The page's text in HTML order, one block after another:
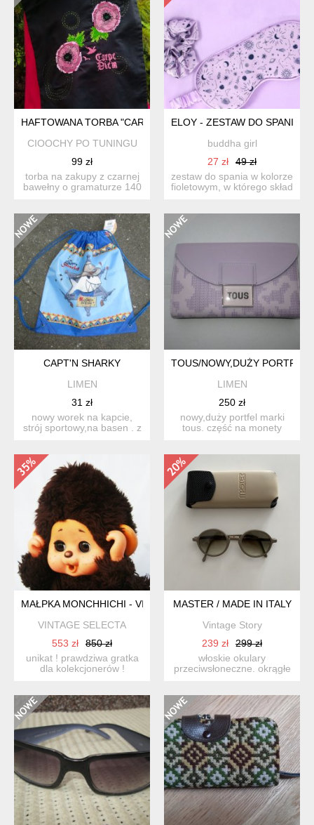
HAFTOWANA TORBA "CARPE DIEM"
CIOOCHY PO TUNINGU
99 zł
torba na zakupy z czarnej
bawełny o gramaturze 140
ELOY - ZESTAW DO SPANIA -
buddha girl
27 zł
49 zł
zestaw do spania w kolorze
fioletowym, w którego skład
CAPT'N SHARKY
LIMEN
31 zł
nowy worek na kapcie,
strój sportowy,na basen . z
TOUS/NOWY,DUŻY PORTFEL
LIMEN
250 zł
nowy,duży portfel marki
tous. część na monety
MAŁPKA MONCHHICHI - VINTAGE UNIKAT!
VINTAGE SELECTA
553 zł
850 zł
unikat ! prawdziwa gratka
dla kolekcjonerów !
MASTER / MADE IN ITALY
Vintage Story
239 zł
299 zł
włoskie okulary
przeciwsłoneczne. okrągłe